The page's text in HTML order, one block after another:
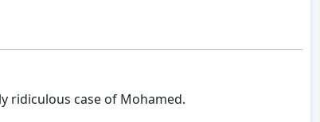
ridiculous case of Mohamed.